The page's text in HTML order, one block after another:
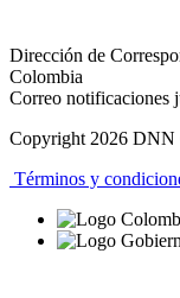
Dirección de
Colombia
Correo notificaciones
Copyright 2026 DNN
Términos y